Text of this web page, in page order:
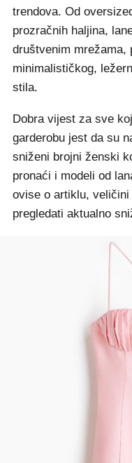
trendova. Od
prozračnih haljina,
društvenim mrežama,
minimalističkog,
stila.
Dobra vijest za sve
garderobu jest da su
sniženi brojni ženski
pronaći i modeli od
ovise o artiklu,
pregledati aktualno